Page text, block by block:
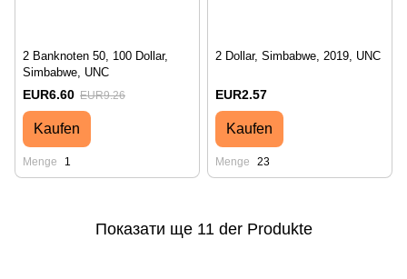
2 Banknoten 50, 100 Dollar,
Simbabwe, UNC
EUR6.60 EUR9.26
Kaufen
Menge 1
2 Dollar, Simbabwe, 2019, UNC
EUR2.57
Kaufen
Menge 23
Показати ще 11 der Produkte